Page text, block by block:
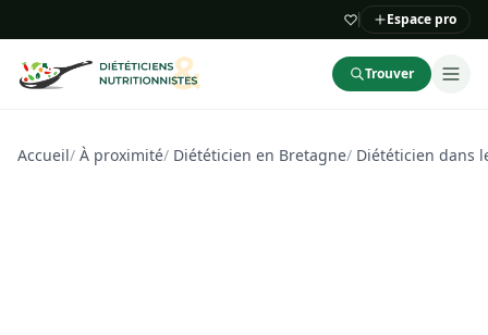
Espace pro
Trouver
Accueil/ À proximité/ Diététicien en Bretagne/ Diététicien dans